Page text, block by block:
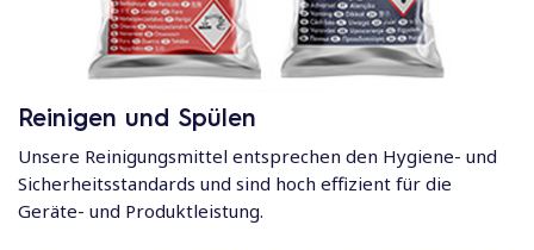
Reinigen und Spülen
Unsere Reinigungsmittel entsprechen den Hygiene- und
Sicherheitsstandards und sind hoch effizient für die
Geräte- und Produktleistung.